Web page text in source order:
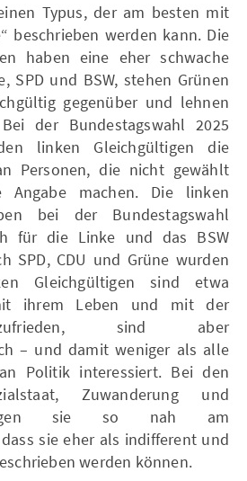
Typus, der am besten mit
beschrieben werden kann. Die
haben eine eher schwache
SPD und BSW, stehen Grünen
gegenüber und lehnen
der Bundestagswahl 2025
linken Gleichgültigen die
Personen, die nicht gewählt
Angabe machen. Die linken
bei der Bundestagswahl
für die Linke und das BSW
SPD, CDU und Grüne wurden
Gleichgültigen sind etwa
ihrem Leben und mit der
sind aber
– und damit weniger als alle
Politik interessiert. Bei den
Zuwanderung und
sie so nah am
sie eher als indifferent und
werden können.